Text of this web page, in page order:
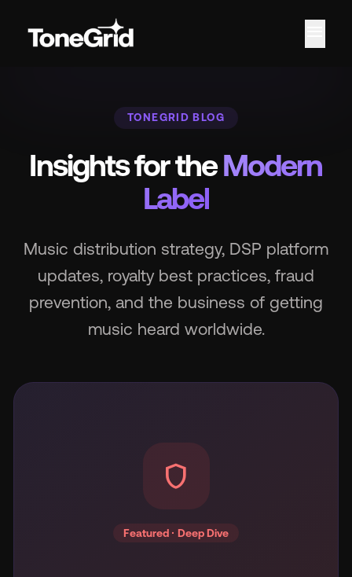
TONEGRID BLOG
Insights for theModern
Label
Music distribution strategy, DSP platform
updates, royalty best practices, fraud
prevention, and the business of getting
music heard worldwide.
shield
Featured · Deep Dive